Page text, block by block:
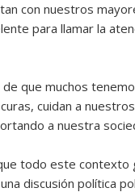
con nuestros
para llamar la
que muchos
curas, cuidan a
a nuestra
todo este contexto
discusión política